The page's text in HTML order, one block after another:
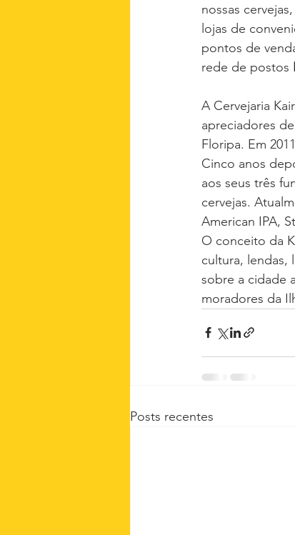
nossas
lojas de
pontos de
rede de postos
A Cervejaria
apreciadores
Floripa. Em
Cinco anos
aos seus três
cervejas.
American IPA,
O conceito da
cultura, lendas,
sobre a cidade
moradores da
Posts recentes